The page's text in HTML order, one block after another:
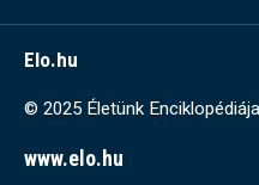
Elo.hu
© 2025 Életünk
www.elo.hu